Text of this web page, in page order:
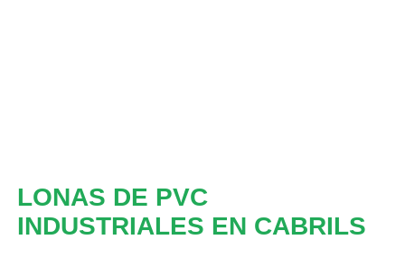
LONAS DE PVC
INDUSTRIALES EN CABRILS